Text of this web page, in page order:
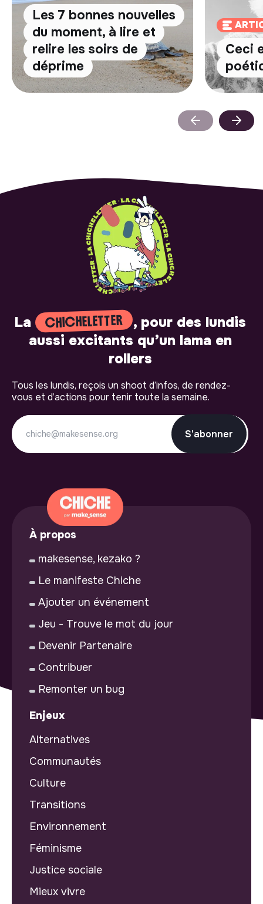
Les 7 bonnes nouvelles
du moment, à lire et
relire les soirs de
déprime
Ceci
La CHICHELETTER
, pour des lundis
aussi excitants qu’un lama en
rollers
Tous les lundis, reçois un shoot d’infos, de rendez-
vous et d’actions pour tenir toute la semaine.
S'abonner
À propos
makesense, kezako ?
Le manifeste Chiche
Ajouter un événement
Jeu - Trouve le mot du jour
Devenir Partenaire
Contribuer
Remonter un bug
Enjeux
Alternatives
Communautés
Culture
Transitions
Environnement
Féminisme
Justice sociale
Mieux vivre